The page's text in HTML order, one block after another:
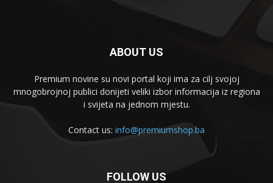
ABOUT US
Premium novine su novi portal koji ima za cilj svojoj
mnogobrojnoj publici donijeti veliki izbor informacija iz regiona
i svijeta na jednom mjestu.
Contact us: info@premiumshop.ba
FOLLOW US